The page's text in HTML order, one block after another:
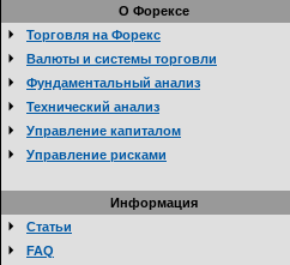
О Форексе
Торговля на Форекс
Валюты и системы торговли
Фундаментальный анализ
Технический анализ
Управление капиталом
Управление рисками
Информация
Статьи
FAQ